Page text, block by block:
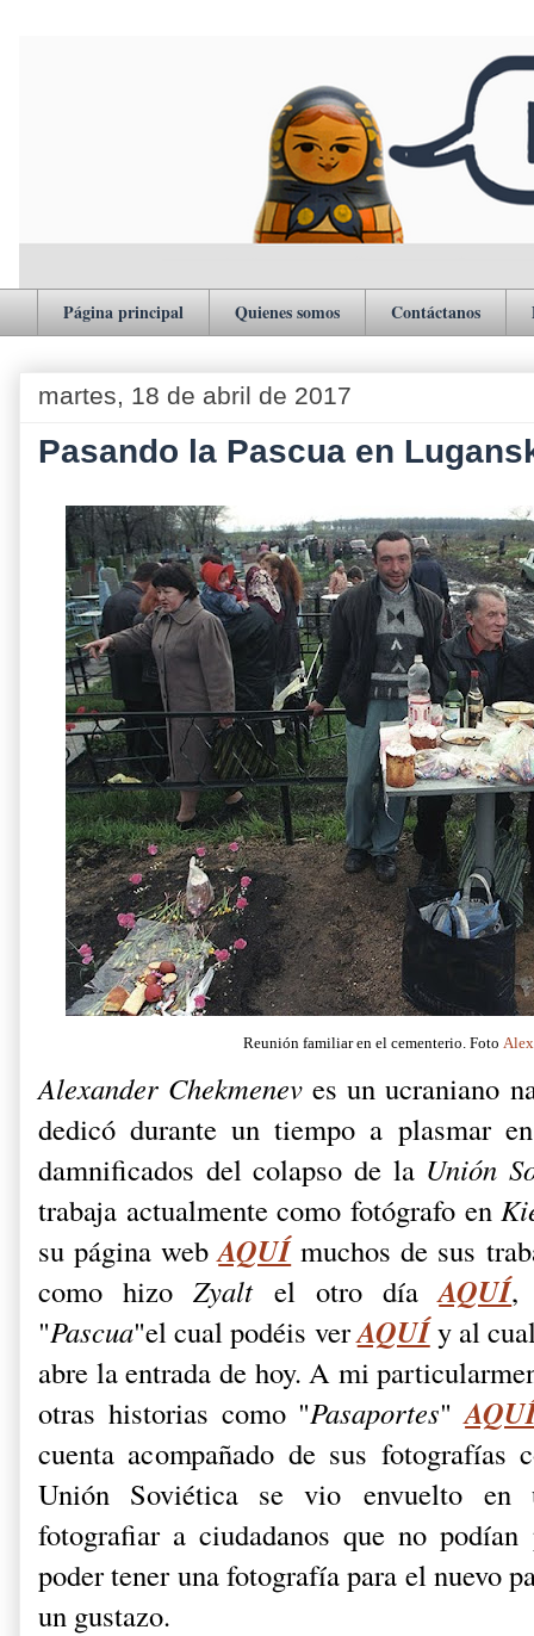
Página principal Quienes somos Contáctanos
martes, 18 de abril de 2017
Pasando la Pascua en
Reunión familiar en el cementerio. Foto
Alexander Chekmenev es un ucraniano
dedicó durante un tiempo a plasmar
damnificados del colapso de la Unión
trabaja actualmente como fotógrafo en
su página webAQUÍmuchos de sus
como hizoZyalt el otro díaAQUÍ,
"Pascua"el cual podéis verAQUÍy al
abre la entrada de hoy. A mi
otras historias como "Pasaportes"
cuenta acompañado de sus
Unión Soviética se vio envuelto en
fotografiar a ciudadanos que no
poder tener una fotografía para el nuevo
un gustazo.